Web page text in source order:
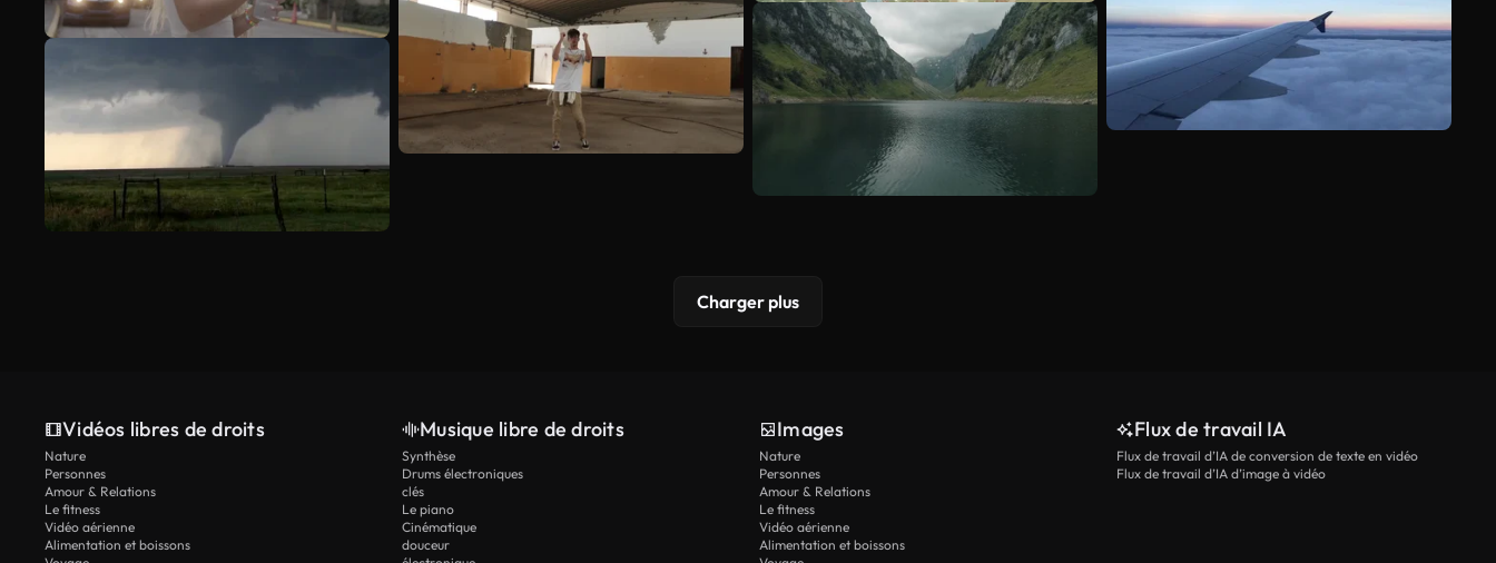
Charger plus
Vidéos libres de droits
Nature
Personnes
Amour & Relations
Le fitness
Vidéo aérienne
Alimentation et boissons
Musique libre de droits
Synthèse
Drums électroniques
clés
Le piano
Cinématique
douceur
Images
Nature
Personnes
Amour & Relations
Le fitness
Vidéo aérienne
Alimentation et boissons
Flux de travail IA
Flux de travail d’IA de conversion de texte en vidéo
Flux de travail d’IA d’image à vidéo